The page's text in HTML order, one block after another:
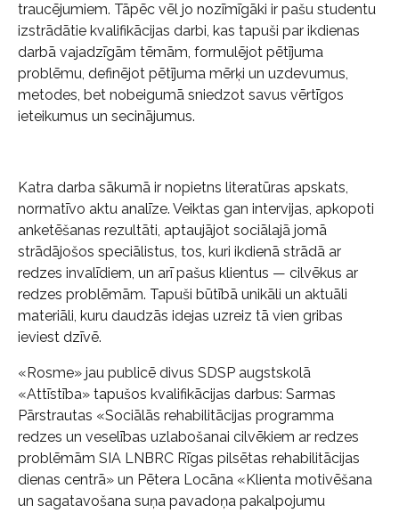
traucējumiem. Tāpēc vēl jo nozīmīgāki ir pašu studentu
izstrādātie kvalifikācijas darbi, kas tapuši par ikdienas
darbā vajadzīgām tēmām, formulējot pētījuma
problēmu, definējot pētījuma mērķi un uzdevumus,
metodes, bet nobeigumā sniedzot savus vērtīgos
ieteikumus un secinājumus.
Katra darba sākumā ir nopietns literatūras apskats,
normatīvo aktu analīze. Veiktas gan intervijas, apkopoti
anketēšanas rezultāti, aptaujājot sociālajā jomā
strādājošos speciālistus, tos, kuri ikdienā strādā ar
redzes invalīdiem, un arī pašus klientus — cilvēkus ar
redzes problēmām. Tapuši būtībā unikāli un aktuāli
materiāli, kuru daudzās idejas uzreiz tā vien gribas
ieviest dzīvē.
«Rosme» jau publicē divus SDSP augstskolā
«Attīstība» tapušos kvalifikācijas darbus: Sarmas
Pārstrautas «Sociālās rehabilitācijas programma
redzes un veselības uzlabošanai cilvēkiem ar redzes
problēmām SIA LNBRC Rīgas pilsētas rehabilitācijas
dienas centrā» un Pētera Locāna «Klienta motivēšana
un sagatavošana suņa pavadoņa pakalpojumu